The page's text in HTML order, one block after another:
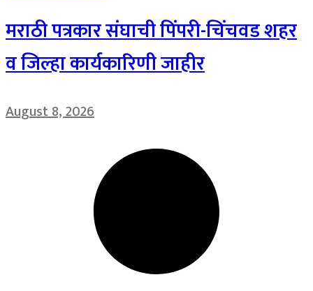
मराठी पत्रकार संघाची पिंपरी-चिंचवड शहर
व जिल्हा कार्यकारिणी जाहीर
August 8, 2026